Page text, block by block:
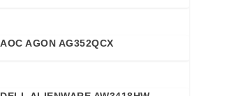
AOC AGON AG352QCX